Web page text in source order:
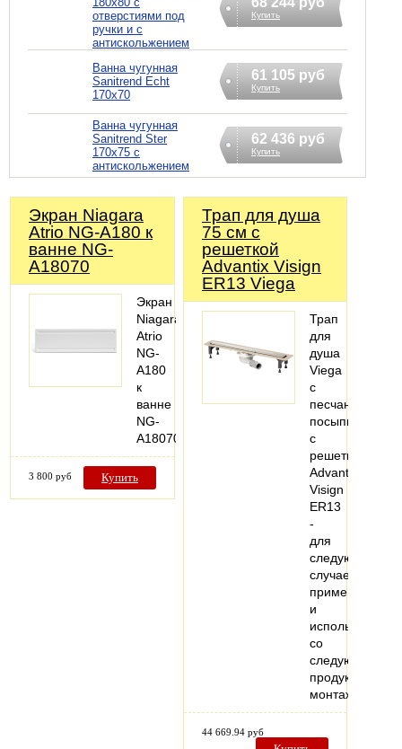
отверстиями под
ручки и с
антискольжением
Купить
Ванна чугунная
Sanitrend Echt
170х70
61 105 руб
Купить
Ванна чугунная
Sanitrend Ster
170х75 с
антискольжением
62 436 руб
Купить
Экран Niagara
Atrio NG-A180 к
ванне NG-
A18070
Экран
Niagara
Atrio
NG-
A180
к
ванне
NG-
A18070
3 800 руб Купить
Трап для душа
75 см с
решеткой
Advantix Visign
ER13 Viega
Трап
для
душа
Viega
с
песчаной
посыпкой,
с
решеткой
Advantix
Visign
ER13
-
для
следующих
случаев
применения
и
использования
со
следующей
продукцией:
монтаж…
44 669.94 руб